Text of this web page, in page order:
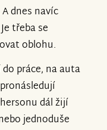
vším od
situace o
všem, kdo
dnes navíc
třeba se
oblohu.
práce, na auta
dál žijí
jednoduše